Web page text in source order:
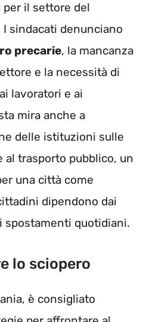
il settore del
I sindacati denunciano
precarie, la mancanza
e la necessità di
ai lavoratori e ai
mira anche a
delle istituzioni sulle
al trasporto pubblico, un
una città come
dipendono dai
spostamenti quotidiani.
lo sciopero
è consigliato